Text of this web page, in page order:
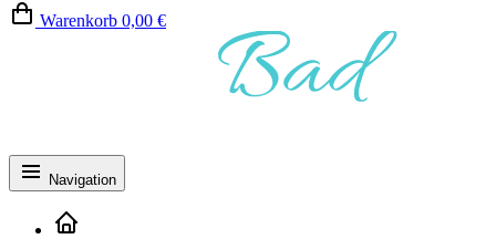
Warenkorb 0,00 €
Navigation